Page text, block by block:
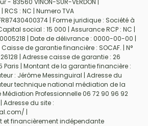
83560 VINON-SUR-VERDON |
: NC | Numero TVA
| Forme juridique : Société à
social : 15 000 | Assurance RCP : NC |
| Date de délivrance : 0000-00-00 |
de garantie financière : SOCAF. | N°
| Adresse caisse de garantie : 26
Paris | Montant de la garantie financière :
: Jérôme Messinguiral | Adresse du
technique national médiation de la
Professionnelle 06 72 90 96 92
du site :
|
et financièrement indépendante